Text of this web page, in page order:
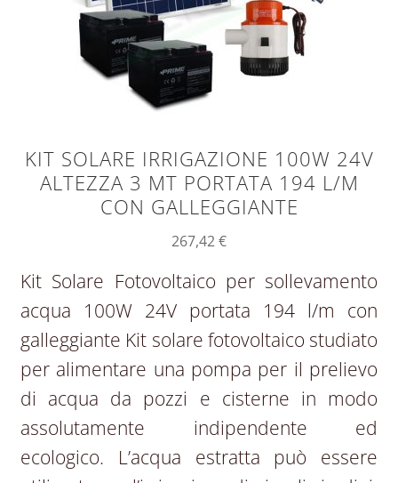
KIT SOLARE IRRIGAZIONE 100W 24V
ALTEZZA 3 MT PORTATA 194 L/M
CON GALLEGGIANTE
267,42€
Kit Solare Fotovoltaico per sollevamento
acqua 100W 24V portata 194 l/m con
galleggiante Kit solare fotovoltaico studiato
per alimentare una pompa per il prelievo
di acqua da pozzi e cisterne in modo
assolutamente indipendente ed
ecologico. L’acqua estratta può essere